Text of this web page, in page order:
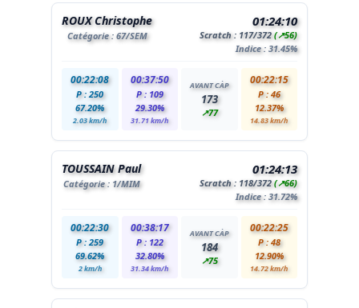
ROUX Christophe
Catégorie : 67/SEM
01:24:10
Scratch : 117/372(↗56)
Indice : 31.45%
00:22:08
P : 250
67.20%
2.03 km/h
00:37:50
P : 109
29.30%
31.71 km/h
AVANT CÀP
173
↗77
00:22:15
P : 46
12.37%
14.83 km/h
TOUSSAIN Paul
Catégorie : 1/MIM
01:24:13
Scratch : 118/372(↗66)
Indice : 31.72%
00:22:30
P : 259
69.62%
2 km/h
00:38:17
P : 122
32.80%
31.34 km/h
AVANT CÀP
184
↗75
00:22:25
P : 48
12.90%
14.72 km/h